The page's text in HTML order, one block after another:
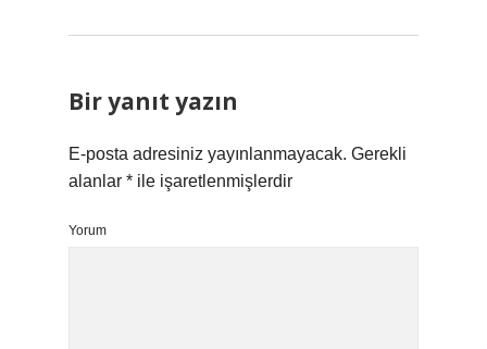
Bir yanıt yazın
E-posta adresiniz yayınlanmayacak. Gerekli
alanlar * ile işaretlenmişlerdir
Yorum